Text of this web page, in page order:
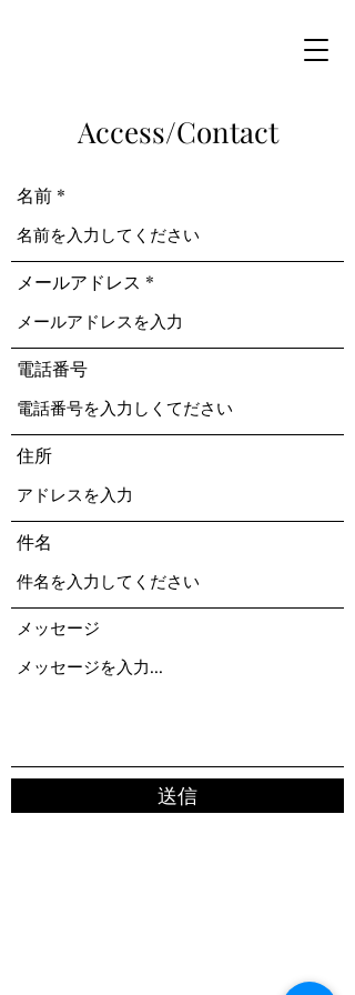
Access/Contact
名前
メールアドレス
電話番号
住所
件名
メッセージ
送信